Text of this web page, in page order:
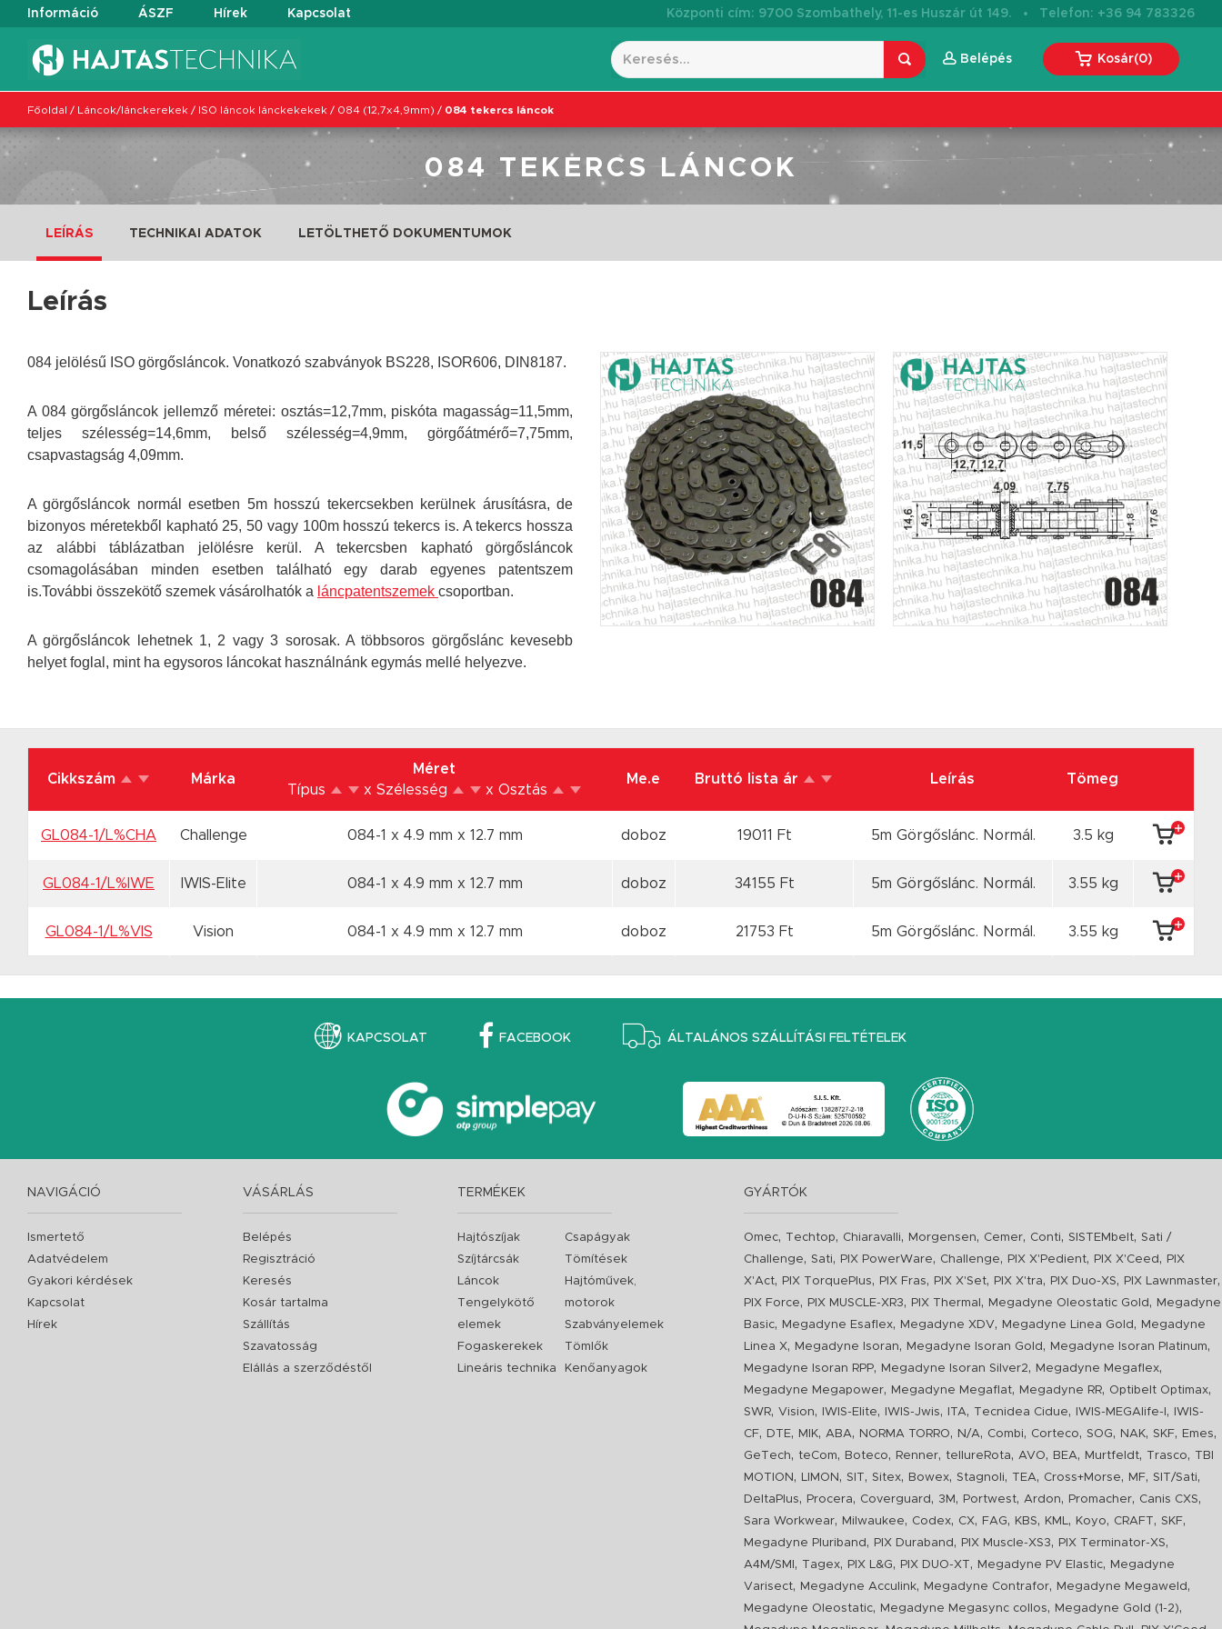
Információ ÁSZF Hírek Kapcsolat Központi cím: 9700 Szombathely, 11-es Huszár út 149. · Telefon: +36 94 783326
Belépés Kosár(0)
Főoldal / Láncok/lánckerekek / ISO láncok lánckekekek / 084 (12,7x4,9mm) / 084 tekercs láncok
084 TEKERCS LÁNCOK
LEÍRÁS TECHNIKAI ADATOK LETÖLTHETŐ DOKUMENTUMOK
Leírás
084 jelölésű ISO görgősláncok. Vonatkozó szabványok BS228, ISOR606, DIN8187.
A 084 görgősláncok jellemző méretei: osztás=12,7mm, piskóta magasság=11,5mm,
teljes szélesség=14,6mm, belső szélesség=4,9mm, görgőátmérő=7,75mm,
csapvastagság 4,09mm.
A görgősláncok normál esetben 5m hosszú tekercsekben kerülnek árusításra, de
bizonyos méretekből kapható 25, 50 vagy 100m hosszú tekercs is. A tekercs hossza
az alábbi táblázatban jelölésre kerül. A tekercsben kapható görgősláncok
csomagolásában minden esetben található egy darab egyenes patentszem
is.További összekötő szemek vásárolhatók a láncpatentszemek csoportban.
A görgősláncok lehetnek 1, 2 vagy 3 sorosak. A többsoros görgőslánc kevesebb
helyet foglal, mint ha egysoros láncokat használnánk egymás mellé helyezve.
Cikkszám Márka
Méret
Típus
x Szélesség x Osztás
Me.e Bruttó lista ár Leírás Tömeg
GL084-1/L%CHA Challenge 084-1 x 4.9 mm x 12.7 mm doboz 19011 Ft 5m Görgőslánc. Normál. 3.5 kg
GL084-1/L%IWE IWIS-Elite 084-1 x 4.9 mm x 12.7 mm doboz 34155 Ft 5m Görgőslánc. Normál. 3.55 kg
GL084-1/L%VIS Vision 084-1 x 4.9 mm x 12.7 mm doboz 21753 Ft 5m Görgőslánc. Normál. 3.55 kg
KAPCSOLAT FACEBOOK ÁLTALÁNOS SZÁLLÍTÁSI FELTÉTELEK
NAVIGÁCIÓ
Ismertető
Adatvédelem
Gyakori kérdések
Kapcsolat
Hírek
VÁSÁRLÁS
Belépés
Regisztráció
Keresés
Kosár tartalma
Szállítás
Szavatosság
Elállás a szerződéstől
TERMÉKEK
Hajtószíjak
Szíjtárcsák
Láncok
Tengelykötő
elemek
Fogaskerekek
Lineáris technika
Csapágyak
Tömítések
Hajtóművek,
motorok
Szabványelemek
Tömlők
Kenőanyagok
GYÁRTÓK
Omec, Techtop, Chiaravalli, Morgensen, Cemer, Conti,SISTEMbelt,Sati /
Challenge,Sati, PIX PowerWare, Challenge, PIX X'Pedient, PIX X'Ceed ,
PIX
X'Act, PIX TorquePlus, PIX Fras, PIX X'Set, PIX X'tra, PIX Duo-XS, PIX Lawnmaster,
PIX Force, PIX MUSCLE-XR3, PIX Thermal , Megadyne Oleostatic Gold ,
Megadyne
Basic, Megadyne Esaflex, Megadyne XDV, Megadyne Linea Gold ,
Megadyne
Linea X, Megadyne Isoran, Megadyne Isoran Gold , Megadyne Isoran Platinum,
Megadyne Isoran RPP, Megadyne Isoran Silver2, Megadyne Megaflex,
Megadyne Megapower, Megadyne Megaflat, Megadyne RR, Optibelt Optimax,
SWR,Vision, IWIS-Elite, IWIS-Jwis, ITA, Tecnidea Cidue, IWIS-MEGAlife-I ,
IWIS-
CF, DTE, MIK, ABA, NORMA TORRO, N/A, Combi, Corteco,SOG, NAK,SKF, Emes,
GeTech, teCom, Boteco, Renner, tellureRota, AVO, BEA, Murtfeldt, Trasco, TBI
MOTION , LIMON ,SIT,Sitex, Bowex,Stagnoli, TEA, Cross+Morse, MF,SIT/Sati,
DeltaPlus, Procera, Coverguard , 3M , Portwest, Ardon, Promacher, Canis CXS,
Sara Workwear, Milwaukee, Codex, CX, FAG, KBS, KML, Koyo, CRAFT,SKF,
Megadyne Pluriband , PIX Duraband , PIX Muscle-XS3, PIX Terminator-XS,
A4M/SMI , Tagex, PIX L&G, PIX DUO-XT, Megadyne PV Elastic,
Megadyne
Varisect, Megadyne Acculink, Megadyne Contrafor, Megadyne Megaweld ,
Megadyne Oleostatic, Megadyne Megasync collos, Megadyne Gold (1-2),